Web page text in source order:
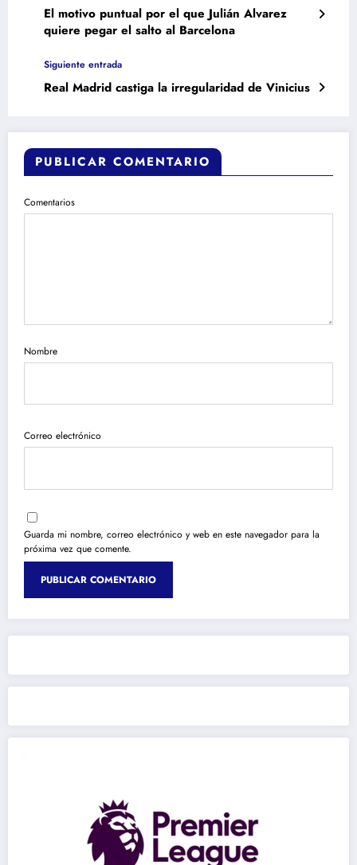
El motivo puntual por el que Julián Alvarez
quiere pegar el salto al Barcelona
Siguiente entrada
Real Madrid castiga la irregularidad de Vinicius
PUBLICAR COMENTARIO
Comentarios
Nombre
Correo electrónico
Guarda mi nombre, correo electrónico y web en este navegador para la
próxima vez que comente.